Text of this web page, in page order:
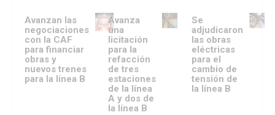
Avanzan las
negociaciones
con la CAF
para financiar
obras y
nuevos trenes
para la línea B
Avanza
una
licitación
para la
refacción
de tres
estaciones
de la línea
A y dos de
la línea B
Se
adjudicaron
las obras
eléctricas
para el
cambio de
tensión de
la línea B